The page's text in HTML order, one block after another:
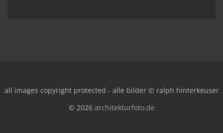
all images copyright protected - alle bilder © ralph hinterkeuser
© 2026 architekturfoto.de